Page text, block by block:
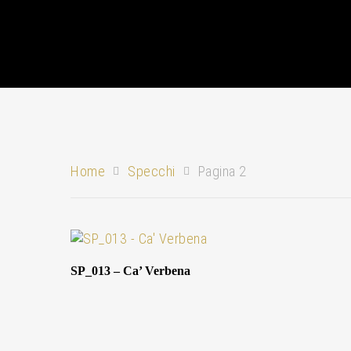
Home Specchi Pagina 2
SP_013 – Ca’ Verbena